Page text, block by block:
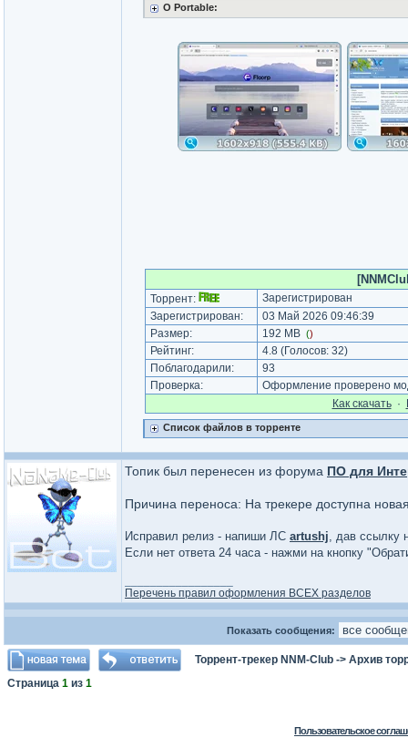
O Portable:
Торрент:
Зарегистрирован
Зарегистрирован:
03 Май 2026 09:46:39
Размер:
192 MB ()
Рейтинг: 4.8 (Голосов: 32)
Поблагодарили:
93
Проверка:
Оформление проверено
Как cкачать·
Список файлов в торренте
Топик был перенесен из форума ПО для
Причина переноса: На трекере доступна
Исправил релиз - напиши ЛС artushj, дав ссылку
Если нет ответа 24 часа - нажми на кнопку
Перечень правил оформления ВСЕХ разделов
Показать сообщения:
Торрент-трекер NNM-Club -> Архив
Страница 1 из 1
Пользовательское